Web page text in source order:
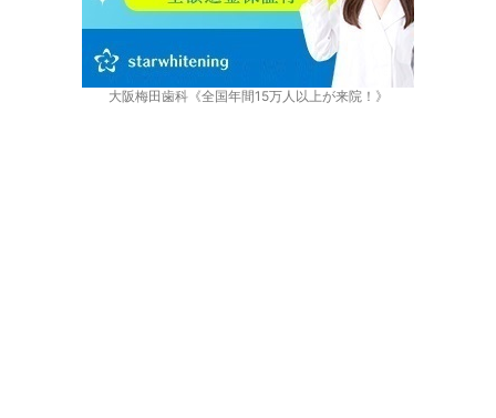
大阪梅田歯科《全国年間15万人以上が来院！》